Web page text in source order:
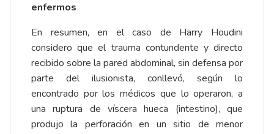
enfermos
En resumen, en el caso de Harry Houdini
considero que el trauma contundente y directo
recibido sobre la pared abdominal, sin defensa por
parte del ilusionista, conllevó, según lo
encontrado por los médicos que lo operaron, a
una ruptura de víscera hueca (intestino), que
produjo la perforación en un sitio de menor